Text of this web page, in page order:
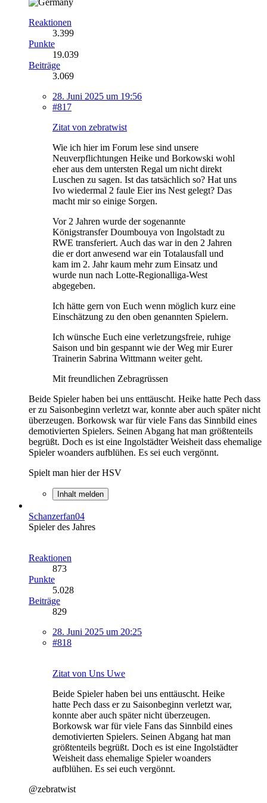
Reaktionen
3.399
Punkte
19.039
Beiträge
3.069
28. Juni 2025 um 19:56
#817
Zitat von zebratwist
Wie ich hier im Forum lese sind unsere
Neuverpflichtungen Heike und Borkowski wohl
eher aus dem untersten Regal um nicht direkt
Luschen zu sagen. Ist das tatsächlich so? Hat uns
Ivo wiedermal 2 faule Eier ins Nest gelegt? Das
macht mir so einige Sorgen.
Vor 2 Jahren wurde der sogenannte
Königstransfer Doumbouya von Ingolstadt zu
RWE transferiert. Auch das war in den 2 Jahren
die er dort anwesend war ein Totalausfall und
kam im 2. Jahr kaum mehr zum Einsatz und
wurde nun nach Lotte-Regionalliga-West
abgegeben.
Ich hätte gern von Euch wenn möglich kurz eine
Einschätzung zu den oben genannten Spielern.
Ich wünsche Euch eine verletzungsfreie, ruhige
Saison und bin gespannt wie der Weg mir Eurer
Trainerin Sabrina Wittmann weiter geht.
Mit freundlichen Zebragrüssen
Beide Spieler haben bei uns enttäuscht. Heike hatte Pech dass
er zu Saisonbeginn verletzt war, konnte aber auch später nicht
überzeugen. Borkowsk war für viele Fans das Sinnbild eines
demotivierten Spielers. Seinen Abgang hat man größtenteils
begrüßt. Doch es ist eine Ingolstädter Weisheit dass ehemalige
Spieler woanders aufblühen. Es sei euch vergönnt.
Spielt man hier der HSV
Inhalt melden
Schanzerfan04
Spieler des Jahres
Reaktionen
873
Punkte
5.028
Beiträge
829
28. Juni 2025 um 20:25
#818
Zitat von Uns Uwe
Beide Spieler haben bei uns enttäuscht. Heike
hatte Pech dass er zu Saisonbeginn verletzt war,
konnte aber auch später nicht überzeugen.
Borkowsk war für viele Fans das Sinnbild eines
demotivierten Spielers. Seinen Abgang hat man
größtenteils begrüßt. Doch es ist eine Ingolstädter
Weisheit dass ehemalige Spieler woanders
aufblühen. Es sei euch vergönnt.
@zebratwist